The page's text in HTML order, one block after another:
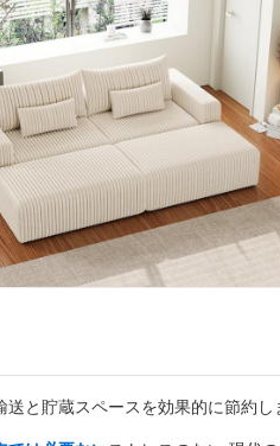
と貯蔵スペースを効果的に節約し